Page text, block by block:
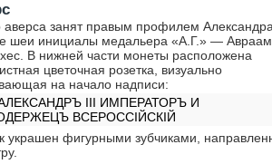
аверса занят правым профилем
шеи инициалы медальера «А.Г.» — Авраам
В нижней части монеты расположена
цветочная розетка, визуально
на начало надписи:
III ИМПЕРАТОРЪ И
ВСЕРОССIЙСКIЙ
украшен фигурными зубчиками,